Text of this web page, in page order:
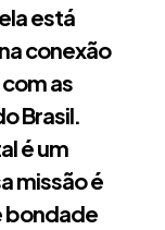
está
conexão
as
Brasil.
é um
missão é
bondade